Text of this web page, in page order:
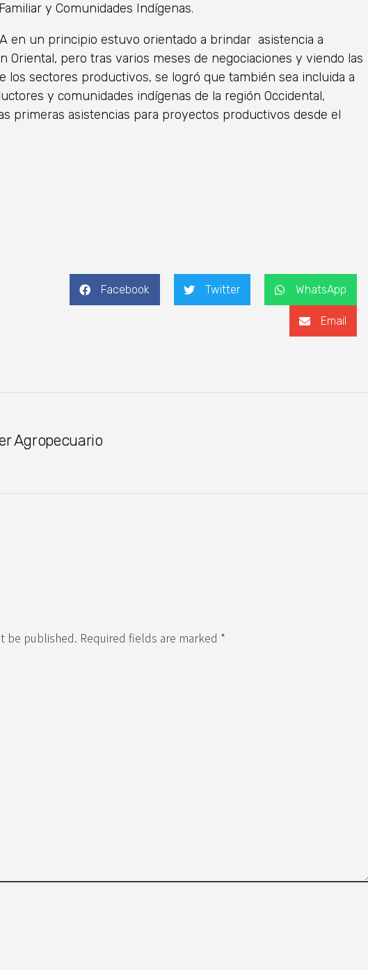
y Comunidades Indígenas.
en un principio estuvo orientado a brindar asistencia a
Oriental, pero tras varios meses de negociaciones y viendo las
los sectores productivos, se logró que también sea incluida a
y comunidades indígenas de la región Occidental,
primeras asistencias para proyectos productivos desde el
Facebook Twitter WhatsApp
Email
Agropecuario
be published. Required fields are marked *